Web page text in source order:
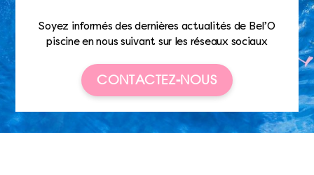
Soyez informés des dernières actualités de Bel’O
piscine en nous suivant sur les réseaux sociaux
CONTACTEZ-NOUS